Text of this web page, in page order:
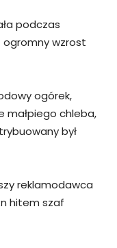
podczas
ogromny wzrost
ogórek,
małpiego chleba,
był
reklamodawca
hitem szaf